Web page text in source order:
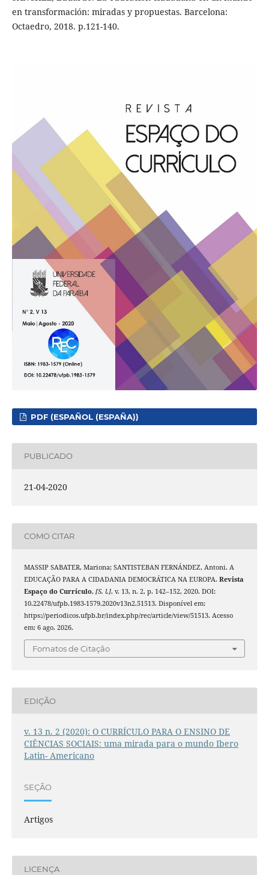
en transformación: miradas y propuestas. Barcelona:
Octaedro, 2018. p.121-140.
PDF (ESPAÑOL (ESPAÑA))
PUBLICADO
21-04-2020
COMO CITAR
MASSIP SABATER, Mariona; SANTISTEBAN FERNÁNDEZ, Antoni. A
EDUCAÇÃO PARA A CIDADANIA DEMOCRÁTICA NA EUROPA. Revista
Espaço do Currículo, [S. l.], v. 13, n. 2, p. 142–152, 2020. DOI:
10.22478/ufpb.1983-1579.2020v13n2.51513. Disponível em:
https://periodicos.ufpb.br/index.php/rec/article/view/51513. Acesso
em: 6 ago. 2026.
Fomatos de Citação
EDIÇÃO
v. 13 n. 2 (2020): O CURRÍCULO PARA O ENSINO DE
CIÊNCIAS SOCIAIS: uma mirada para o mundo Ibero
Latin- Americano
SEÇÃO
Artigos
LICENÇA